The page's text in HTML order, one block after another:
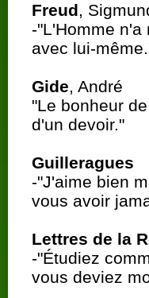
Freud,
-"L'Homme
avec lui-
Gide, André
"Le bonheur
d'un devoir."
Guilleragues
-"J'aime bien
vous avoir
Lettres de la
-"Étudiez
vous deviez